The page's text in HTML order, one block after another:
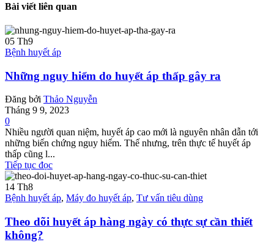
Bài viết liên quan
05 Th9
Bệnh huyết áp
Những nguy hiểm do huyết áp thấp gây ra
Đăng bởi Thảo Nguyễn
Tháng 9 9, 2023
0
Nhiều người quan niệm, huyết áp cao mới là nguyên nhân dẫn tới
những biến chứng nguy hiểm. Thế nhưng, trên thực tế huyết áp
thấp cũng l...
Tiếp tục đọc
14 Th8
Bệnh huyết áp, Máy đo huyết áp, Tư vấn tiêu dùng
Theo dõi huyết áp hàng ngày có thực sự cần thiết
không?